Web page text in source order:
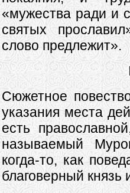
«мужества ради и
святых
слово предлежит».
Сюжетное
указания места
есть
называемый
когда-то, как
благоверный